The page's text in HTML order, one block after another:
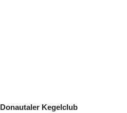
Donautaler Kegelclub